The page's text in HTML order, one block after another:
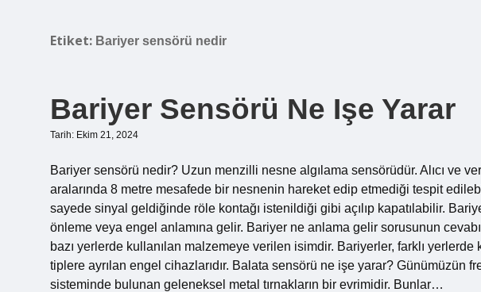
Etiket: Bariyer sensörü nedir
Bariyer Sensörü Ne Işe Yarar
Tarih: Ekim 21, 2024
Bariyer sensörü nedir? Uzun menzilli nesne algılama sensörüdür. Alıcı ve
aralarında 8 metre mesafede bir nesnenin hareket edip etmediği tespit
sayede sinyal geldiğinde röle kontağı istenildiği gibi açılıp kapatılabilir.
önleme veya engel anlamına gelir. Bariyer ne anlama gelir sorusunun
bazı yerlerde kullanılan malzemeye verilen isimdir. Bariyerler, farklı yerlerde
tiplere ayrılan engel cihazlarıdır. Balata sensörü ne işe yarar? Günümüzün
sisteminde bulunan geleneksel metal tırnakların bir evrimidir. Bunlar…